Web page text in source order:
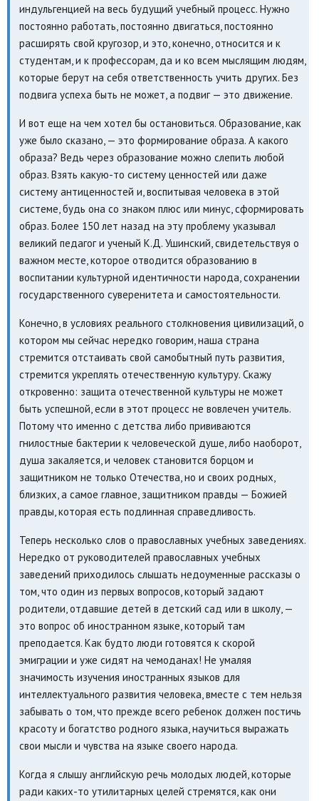
индульгенцией на весь будущий учебный процесс. Нужно
постоянно работать, постоянно двигаться, постоянно
расширять свой кругозор, и это, конечно, относится и к
студентам, и к профессорам, да и ко всем мыслящим людям,
которые берут на себя ответственность учить других. Без
подвига успеха быть не может, а подвиг — это движение.
И вот еще на чем хотел бы остановиться. Образование, как
уже было сказано, — это формирование образа. А какого
образа? Ведь через образование можно слепить любой
образ. Взять какую-то систему ценностей или даже
систему антиценностей и, воспитывая человека в этой
системе, будь она со знаком плюс или минус, сформировать
образ. Более 150 лет назад на эту проблему указывал
великий педагог и ученый К.Д. Ушинский, свидетельствуя о
важном месте, которое отводится образованию в
воспитании культурной идентичности народа, сохранении
государственного суверенитета и самостоятельности.
Конечно, в условиях реального столкновения цивилизаций, о
котором мы сейчас нередко говорим, наша страна
стремится отстаивать свой самобытный путь развития,
стремится укреплять отечественную культуру. Скажу
откровенно: защита отечественной культуры не может
быть успешной, если в этот процесс не вовлечен учитель.
Потому что именно с детства либо прививаются
гнилостные бактерии к человеческой душе, либо наоборот,
душа закаляется, и человек становится борцом и
защитником не только Отечества, но и своих родных,
близких, а самое главное, защитником правды — Божией
правды, которая есть подлинная справедливость.
Теперь несколько слов о православных учебных заведениях.
Нередко от руководителей православных учебных
заведений приходилось слышать недоуменные рассказы о
том, что один из первых вопросов, который задают
родители, отдавшие детей в детский сад или в школу, —
это вопрос об иностранном языке, который там
преподается. Как будто люди готовятся к скорой
эмиграции и уже сидят на чемоданах! Не умаляя
значимость изучения иностранных языков для
интеллектуального развития человека, вместе с тем нельзя
забывать о том, что прежде всего ребенок должен постичь
красоту и богатство родного языка, научиться выражать
свои мысли и чувства на языке своего народа.
Когда я слышу английскую речь молодых людей, которые
ради каких-то утилитарных целей стремятся, как они